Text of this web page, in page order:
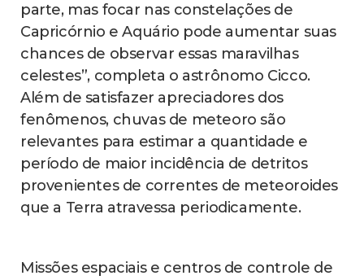
parte, mas focar nas constelações de
Capricórnio e Aquário pode aumentar suas
chances de observar essas maravilhas
celestes”, completa o astrônomo Cicco.
Além de satisfazer apreciadores dos
fenômenos, chuvas de meteoro são
relevantes para estimar a quantidade e
período de maior incidência de detritos
provenientes de correntes de meteoroides
que a Terra atravessa periodicamente.
Missões espaciais e centros de controle de